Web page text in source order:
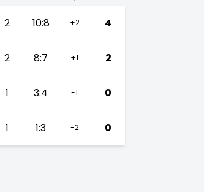
2 10:8 +2 4
2 8:7 +1 2
1 3:4 -1 0
1 1:3 -2 0